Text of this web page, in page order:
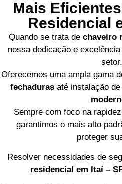
Mais
Residencial
Quando se trata de chaveiro
nossa dedicação e
setor.
Oferecemos uma ampla gama
fechadurasaté instalação de
Sempre com foco na
garantimos o mais alto
proteger
Resolver necessidades de
residencial em Itaí –